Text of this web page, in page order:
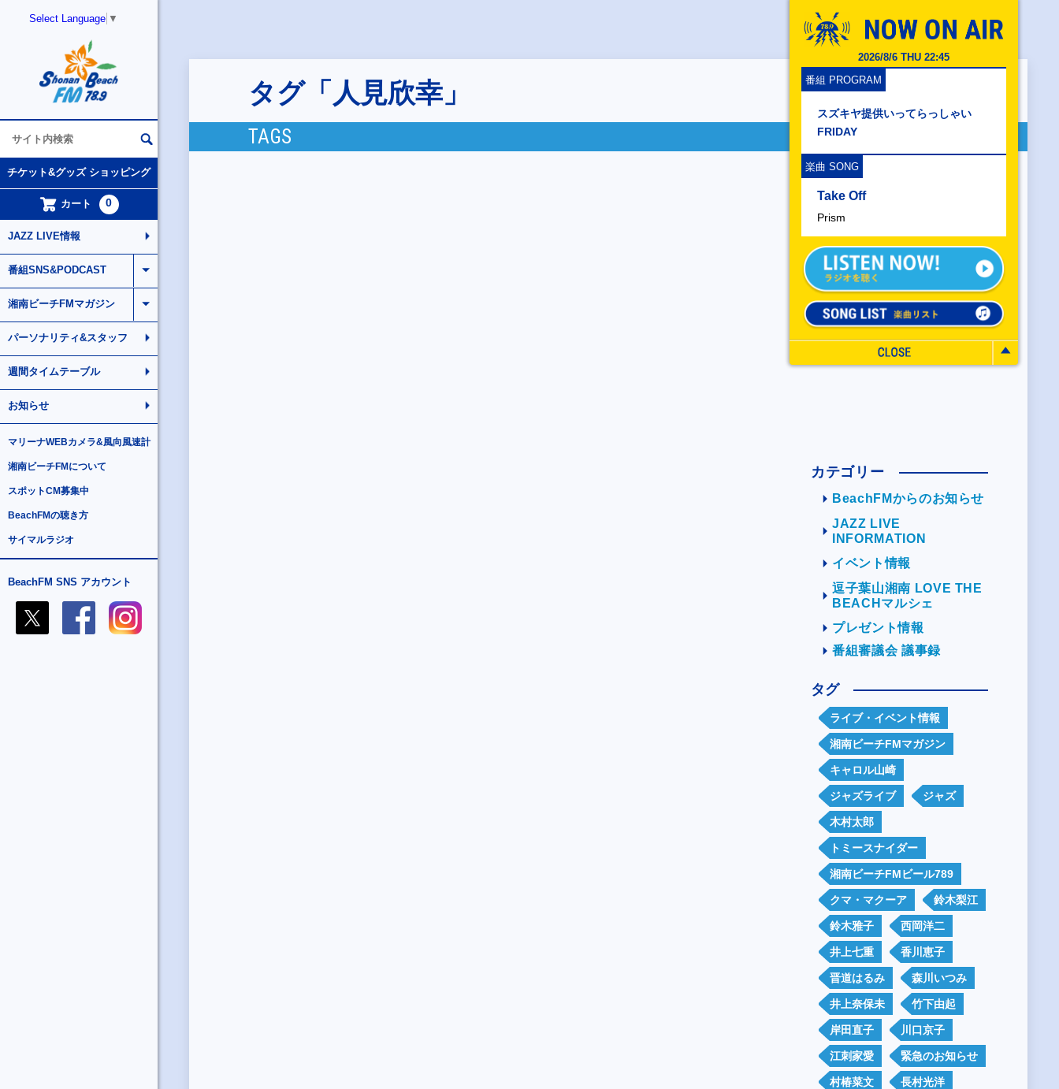
Select Language ▼
2026/8/6 THU 22:45
番組 PROGRAM
スズキヤ提供いってらっしゃい
FRIDAY
楽曲 SONG
Take Off
Prism
チケット&グッズ ショッピング
カート 0
JAZZ LIVE情報
番組SNS&PODCAST
湘南ビーチFMマガジン
パーソナリティ&スタッフ
週間タイムテーブル
お知らせ
マリーナWEBカメラ&風向風速計
湘南ビーチFMについて
スポットCM募集中
BeachFMの聴き方
サイマルラジオ
BeachFM SNS アカウント
タグ「人見欣幸」
TAGS
カテゴリー
BeachFMからのお知らせ
JAZZ LIVE
INFORMATION
イベント情報
逗子葉山湘南 LOVE THE
BEACHマルシェ
プレゼント情報
番組審議会 議事録
タグ
ライブ・イベント情報
湘南ビーチFMマガジン
キャロル山崎
ジャズライブ ジャズ
木村太郎
トミースナイダー
湘南ビーチFMビール789
クマ・マクーア 鈴木梨江
鈴木雅子 西岡洋二
井上七重 香川恵子
晋道はるみ 森川いつみ
井上奈保未 竹下由起
岸田直子 川口京子
江刺家愛 緊急のお知らせ
村椿菜文 長村光洋